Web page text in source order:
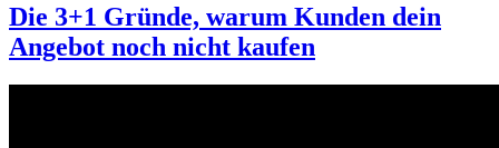
Die 3+1 Gründe, warum Kunden dein
Angebot noch nicht kaufen